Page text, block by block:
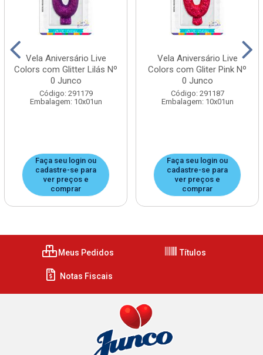
Vela Aniversário Live
Colors com Glitter Lilás Nº
0 Junco
Código: 291179
Embalagem: 10x01un
Faça seu login ou
cadastre-se para
ver preços e
comprar
Vela Aniversário Live
Colors com Gliter Pink Nº
0 Junco
Código: 291187
Embalagem: 10x01un
Faça seu login ou
cadastre-se para
ver preços e
comprar
Meus Pedidos Títulos
Notas Fiscais